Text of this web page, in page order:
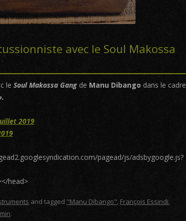
avec le Soul Makossa
le Soul Makossa Gangde Manu Dibango dans le cadre
2019
pagead/js/adsbygoogle.js?
head>
and tagged "Manu Dibango", François Essindi,
.